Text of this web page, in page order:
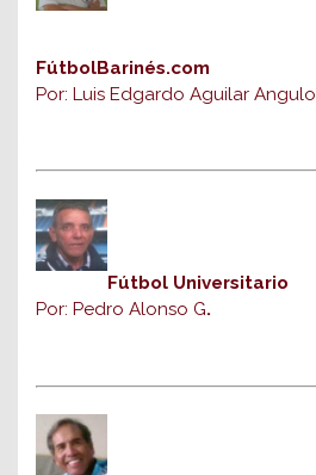
FútbolBarinés.com
Por: Luis Edgardo Aguilar Angulo
Fútbol Universitario
Por: Pedro Alonso G.